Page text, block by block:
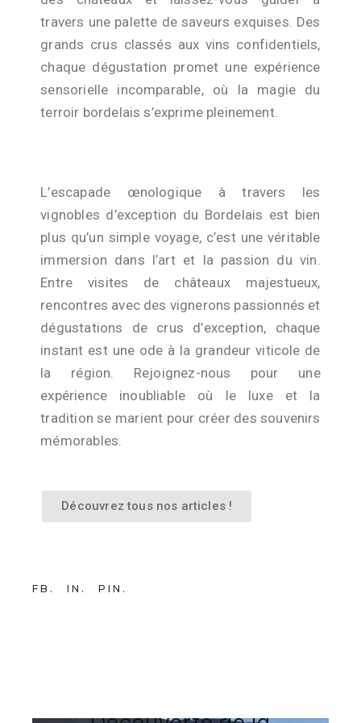
travers une palette de saveurs exquises. Des
grands crus classés aux vins confidentiels,
chaque dégustation promet une expérience
sensorielle incomparable, où la magie du
terroir bordelais s’exprime pleinement.
L’escapade œnologique à travers les
vignobles d’exception du Bordelais est bien
plus qu’un simple voyage, c’est une véritable
immersion dans l’art et la passion du vin.
Entre visites de châteaux majestueux,
rencontres avec des vignerons passionnés et
dégustations de crus d’exception, chaque
instant est une ode à la grandeur viticole de
la région. Rejoignez-nous pour une
expérience inoubliable où le luxe et la
tradition se marient pour créer des souvenirs
mémorables.
Découvrez tous nos articles !
FB IN PIN